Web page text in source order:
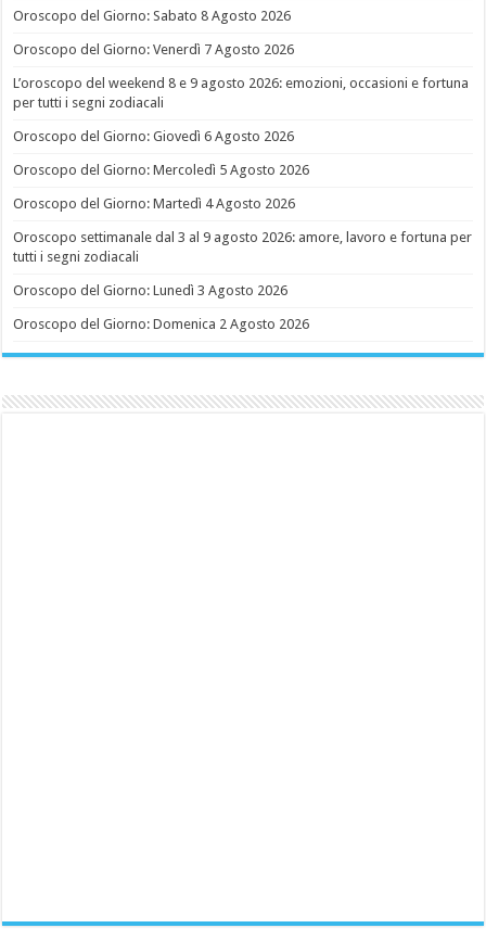
Oroscopo del Giorno: Sabato 8 Agosto 2026
Oroscopo del Giorno: Venerdì 7 Agosto 2026
L’oroscopo del weekend 8 e 9 agosto 2026: emozioni, occasioni e fortuna
per tutti i segni zodiacali
Oroscopo del Giorno: Giovedì 6 Agosto 2026
Oroscopo del Giorno: Mercoledì 5 Agosto 2026
Oroscopo del Giorno: Martedì 4 Agosto 2026
Oroscopo settimanale dal 3 al 9 agosto 2026: amore, lavoro e fortuna per
tutti i segni zodiacali
Oroscopo del Giorno: Lunedì 3 Agosto 2026
Oroscopo del Giorno: Domenica 2 Agosto 2026